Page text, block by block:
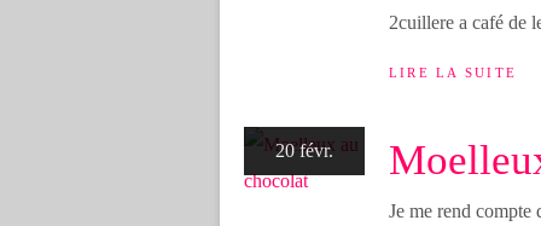
2cuillere a café de
LIRE LA SUITE
20 févr.
Je me rend compte